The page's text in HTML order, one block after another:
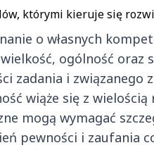
którymi kieruje się
o własnych
ogólność oraz
zadania i związanego
wiąże się z wielością
mogą wymagać
pewności i zaufania